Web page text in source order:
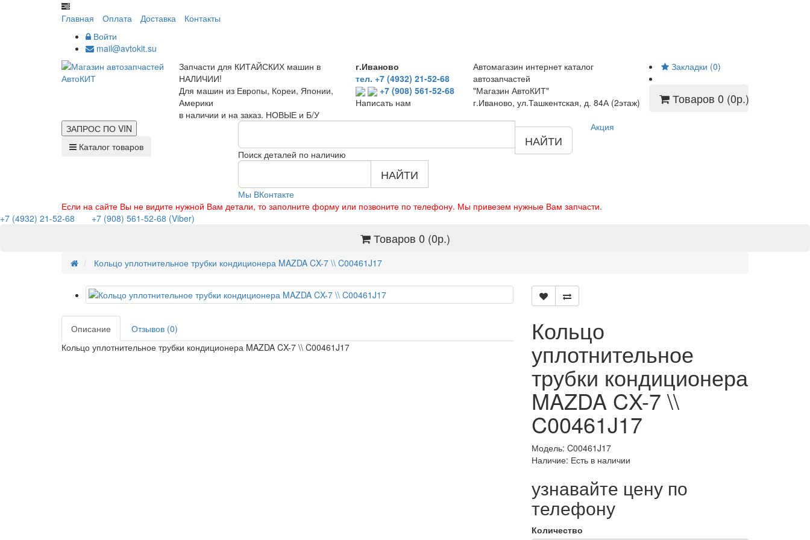
Главная Оплата Доставка
Контакты
Войти
mail@avtokit.su
Запчасти для КИТАЙСКИХ машин в
НАЛИЧИИ!
Для машин из Европы, Кореи, Японии,
Америки
в наличии и на заказ. НОВЫЕ и Б/У
г.Иваново
тел. +7 (4932) 21-52-68
+7 (908) 561-52-68
Написать нам
Автомагазин интернет каталог
автозапчастей
"Магазин АвтоКИТ"
г.Иваново, ул.Ташкентская, д. 84А (2этаж)
Закладки (0)
Товаров 0 (0р.)
ЗАПРОС ПО VIN
Каталог товаров
Поиск деталей по наличию
НАЙТИ
НАЙТИ
Мы ВКонтакте
Акция
Если на сайте Вы не видите нужной Вам детали, то заполните форму или позвоните по телефону. Мы привезем нужные Вам запчасти.
+7 (4932) 21-52-68
+7 (908) 561-52-68 (Viber)
Товаров 0 (0р.)
Кольцо уплотнительное трубки кондиционера MAZDA CX-7 \\ C00461J17
Описание
Отзывов (0)
Кольцо уплотнительное трубки кондиционера MAZDA CX-7 \\ C00461J17
Кольцо
уплотнительное
трубки кондиционера
MAZDA CX-7 \\
C00461J17
Модель: C00461J17
Наличие: Есть в наличии
узнавайте цену по
телефону
Количество